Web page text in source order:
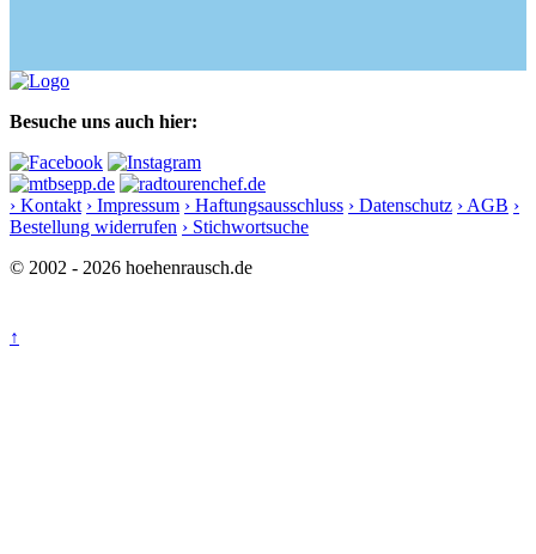
Besuche uns auch hier:
› Kontakt › Impressum › Haftungsausschluss › Datenschutz › AGB ›
Bestellung widerrufen › Stichwortsuche
© 2002 - 2026 hoehenrausch.de
↑